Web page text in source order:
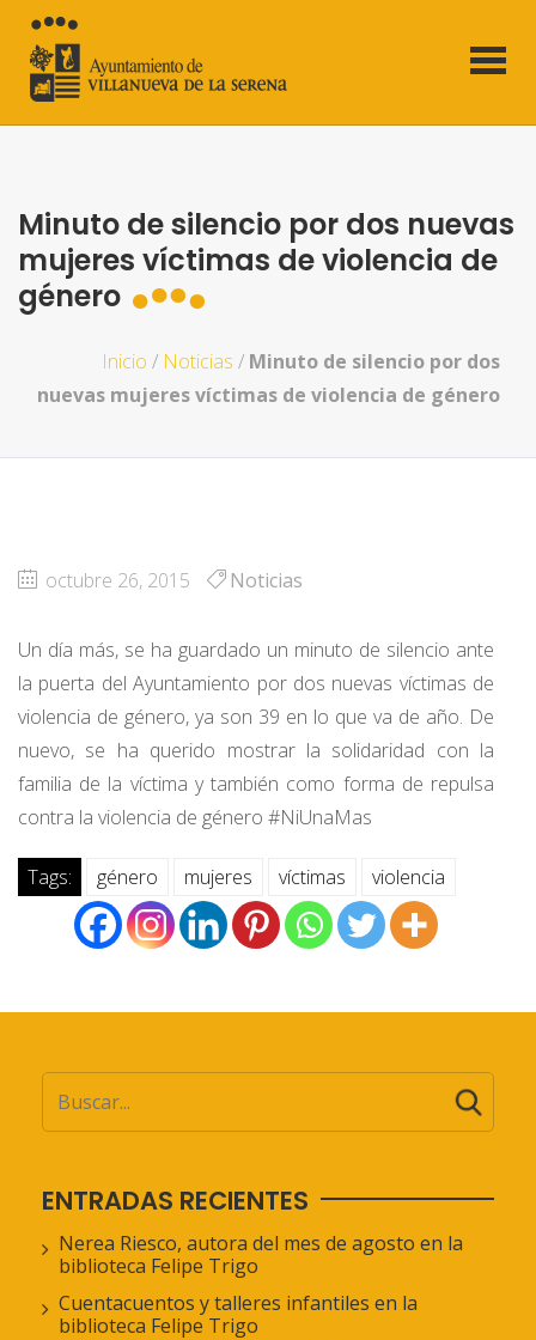
Minuto de silencio por dos nuevas
mujeres víctimas de violencia de
género
Inicio / Noticias / Minuto de silencio por dos
nuevas mujeres víctimas de violencia de género
octubre 26, 2015 Noticias
Un día más, se ha guardado un minuto de silencio ante
la puerta del Ayuntamiento por dos nuevas víctimas de
violencia de género, ya son 39 en lo que va de año. De
nuevo, se ha querido mostrar la solidaridad con la
familia de la víctima y también como forma de repulsa
contra la violencia de género #NiUnaMas
Tags: género mujeres víctimas violencia
ENTRADAS RECIENTES
Nerea Riesco, autora del mes de agosto en la
biblioteca Felipe Trigo
Cuentacuentos y talleres infantiles en la
biblioteca Felipe Trigo